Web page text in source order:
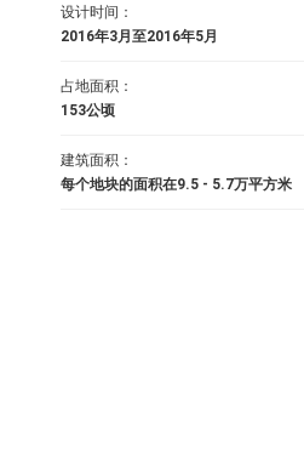
设计时间：
2016年3月至2016年5月
占地面积：
153公顷
建筑面积：
每个地块的面积在9.5 - 5.7万平方米